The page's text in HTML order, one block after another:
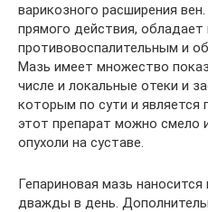
варикозного расширения
прямого действия,
противовоспалительным и
Мазь имеет множество
числе и локальные отеки и
которым по сути и является
этот препарат можно смело
опухоли на суставе.
Гепариновая мазь
дважды в день.